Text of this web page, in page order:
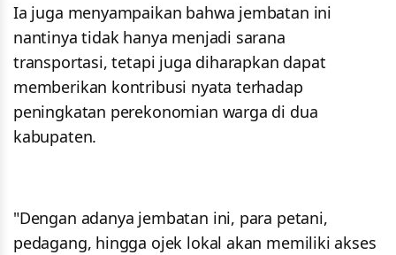
Ia juga menyampaikan bahwa jembatan ini
nantinya tidak hanya menjadi sarana
transportasi, tetapi juga diharapkan dapat
memberikan kontribusi nyata terhadap
peningkatan perekonomian warga di dua
kabupaten.
"Dengan adanya jembatan ini, para petani,
pedagang, hingga ojek lokal akan memiliki akses